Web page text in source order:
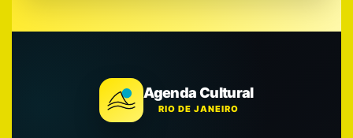
Agenda Cultural
RIO DE JANEIRO